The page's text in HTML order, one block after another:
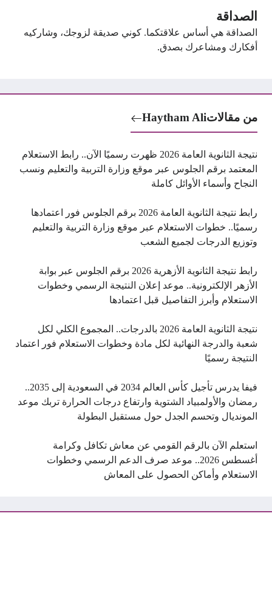
الصداقة
الصداقة هي أساس علاقتكما. كوني صديقة لزوجك، وشاركيه
أفكارك ومشاعرك بصدق.
من مقالاتHaytham Ali
نتيجة الثانوية العامة 2026 ظهرت رسميًا الآن.. رابط الاستعلام
المعتمد برقم الجلوس عبر موقع وزارة التربية والتعليم ونسب
النجاح وأسماء الأوائل كاملة
رابط نتيجة الثانوية العامة 2026 برقم الجلوس فور اعتمادها
رسميًا.. خطوات الاستعلام عبر موقع وزارة التربية والتعليم
وتوزيع الدرجات لجميع الشعب
رابط نتيجة الثانوية الأزهرية 2026 برقم الجلوس عبر بوابة
الأزهر الإلكترونية.. موعد إعلان النتيجة الرسمي وخطوات
الاستعلام وأبرز التفاصيل قبل اعتمادها
نتيجة الثانوية العامة 2026 بالدرجات.. المجموع الكلي لكل
شعبة والدرجة النهائية لكل مادة وخطوات الاستعلام فور اعتماد
النتيجة رسميًا
فيفا يدرس تأجيل كأس العالم 2034 في السعودية إلى 2035..
رمضان والأولمبياد الشتوية وارتفاع درجات الحرارة تربك موعد
المونديال وتحسم الجدل حول مستقبل البطولة
استعلم الآن بالرقم القومي عن معاش تكافل وكرامة
أغسطس 2026.. موعد صرف الدعم الرسمي وخطوات
الاستعلام وأماكن الحصول على المعاش